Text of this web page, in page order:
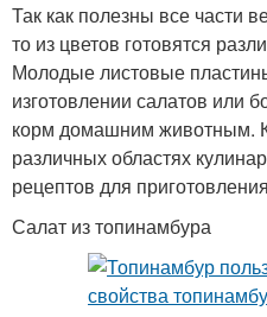
Так как полезны все части
то из цветов готовятся
Молодые листовые
изготовлении салатов или
корм домашним животным.
различных областях
рецептов для
Салат из топинамбура